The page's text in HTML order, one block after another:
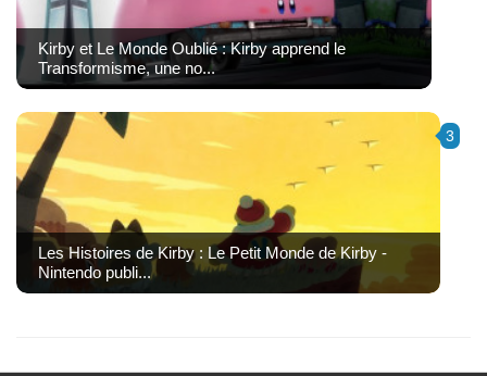
Kirby et Le Monde Oublié : Kirby apprend le
Transformisme, une no...
3
Les Histoires de Kirby : Le Petit Monde de Kirby -
Nintendo publi...